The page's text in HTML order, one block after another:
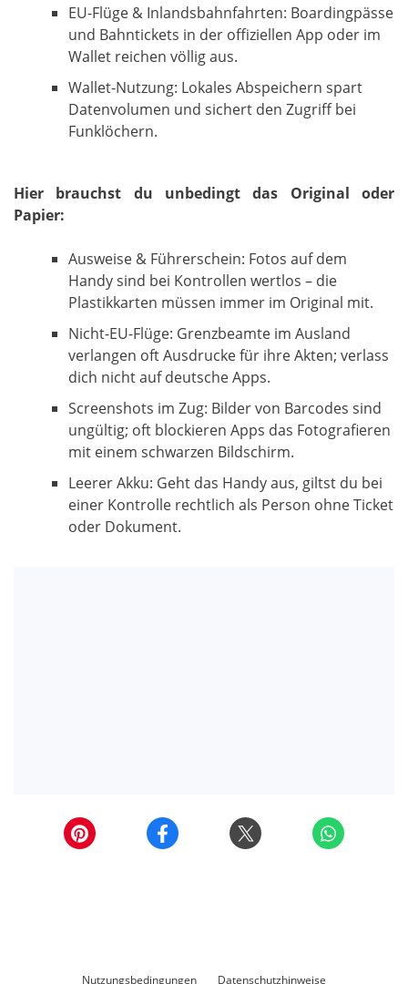
EU-Flüge & Inlandsbahnfahrten: Boardingpässe
und Bahntickets in der offiziellen App oder im
Wallet reichen völlig aus.
Wallet-Nutzung: Lokales Abspeichern spart
Datenvolumen und sichert den Zugriff bei
Funklöchern.
Hier brauchst du unbedingt das Original oder
Papier:
Ausweise & Führerschein: Fotos auf dem
Handy sind bei Kontrollen wertlos – die
Plastikkarten müssen immer im Original mit.
Nicht-EU-Flüge: Grenzbeamte im Ausland
verlangen oft Ausdrucke für ihre Akten; verlass
dich nicht auf deutsche Apps.
Screenshots im Zug: Bilder von Barcodes sind
ungültig; oft blockieren Apps das Fotografieren
mit einem schwarzen Bildschirm.
Leerer Akku: Geht das Handy aus, giltst du bei
einer Kontrolle rechtlich als Person ohne Ticket
oder Dokument.
Nutzungsbedingungen Datenschutzhinweise